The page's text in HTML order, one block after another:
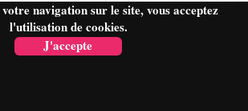
navigation sur le site, vous acceptez
l'utilisation de cookies.
J'accepte